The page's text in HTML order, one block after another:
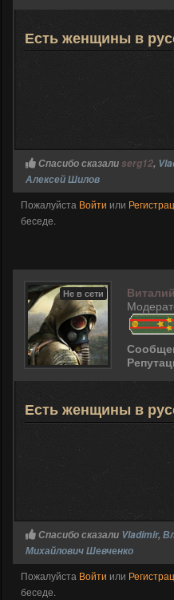
Есть женщины в
Спасибо сказалиserg12,
Алексей Шилов
Пожалуйста Войти или
беседе.
Не в сети
Есть женщины в
Спасибо сказали Vladimir,
Михайлович Шевченко
Пожалуйста Войти или
беседе.